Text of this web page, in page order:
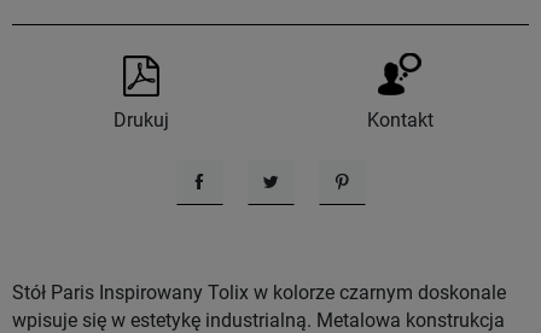
Drukuj Kontakt
UdostępnijTweetujPinterest
Stół Paris Inspirowany Tolix w kolorze czarnym doskonale
wpisuje się w estetykę industrialną. Metalowa konstrukcja